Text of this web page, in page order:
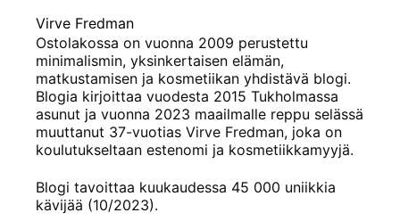
Virve Fredman
Ostolakossa on vuonna 2009 perustettu
minimalismin, yksinkertaisen elämän,
matkustamisen ja kosmetiikan yhdistävä blogi.
Blogia kirjoittaa vuodesta 2015 Tukholmassa
asunut ja vuonna 2023 maailmalle reppu selässä
muuttanut 37-vuotias Virve Fredman, joka on
koulutukseltaan estenomi ja kosmetiikkamyyjä.
Blogi tavoittaa kuukaudessa 45 000 uniikkia
kävijää (10/2023).